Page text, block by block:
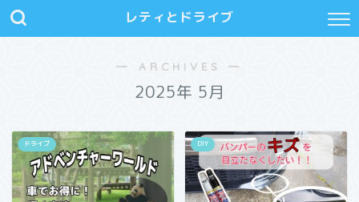
レティとドライブ
― ARCHIVES ―
2025年 5月
ドライブ DIY